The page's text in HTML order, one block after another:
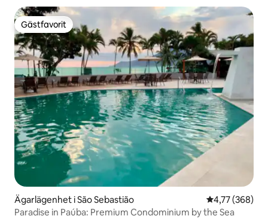
Gästfavorit
Gästfavorit
Ägarlägenhet i São Sebastião 4,77 av 5 i
4,77 (368)
Paradise in Paúba: Premium Condominium by the Sea